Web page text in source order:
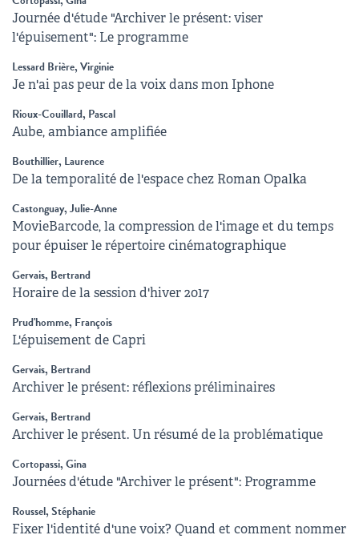
Journée d'étude "Archiver le présent: viser
l'épuisement": Le programme
Lessard Brière, Virginie
Je n'ai pas peur de la voix dans mon Iphone
Rioux-Couillard, Pascal
Aube, ambiance amplifiée
Bouthillier, Laurence
De la temporalité de l'espace chez Roman Opalka
Castonguay, Julie-Anne
MovieBarcode, la compression de l'image et du temps
pour épuiser le répertoire cinématographique
Gervais, Bertrand
Horaire de la session d'hiver 2017
Prud'homme, François
L'épuisement de Capri
Gervais, Bertrand
Archiver le présent: réflexions préliminaires
Gervais, Bertrand
Archiver le présent. Un résumé de la problématique
Cortopassi, Gina
Journées d'étude "Archiver le présent": Programme
Roussel, Stéphanie
Fixer l'identité d'une voix? Quand et comment nommer